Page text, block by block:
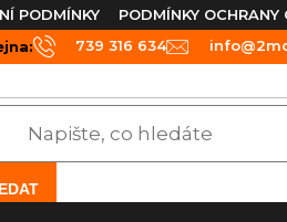
PODMÍNKY PODMÍNKY
739 316 634